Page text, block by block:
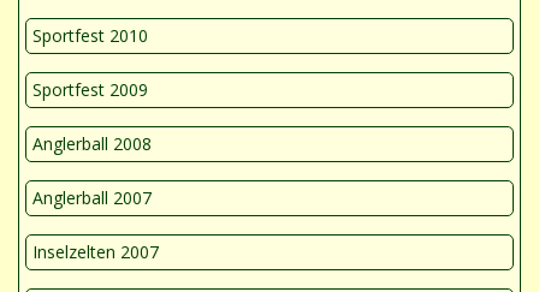
Sportfest 2010
Sportfest 2009
Anglerball 2008
Anglerball 2007
Inselzelten 2007